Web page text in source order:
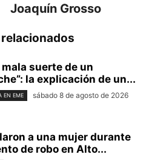
Joaquín Grosso
mala suerte de un
la explicación de un...
EN EME sábado 8 de agosto de 2026
a una mujer durante
de robo en Alto...